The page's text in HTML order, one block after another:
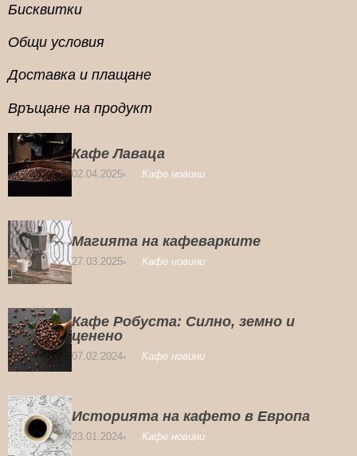
Бисквитки
Общи условия
Доставка и плащане
Връщане на продукт
Кафе Лаваца
02.04.2025 Кафе новини
Магията на кафеварките
27.03.2025 Кафе новини
Кафе Робуста: Силно, земно и
ценено
07.02.2024 Кафе новини
Историята на кафето в Европа
23.01.2024 Кафе новини